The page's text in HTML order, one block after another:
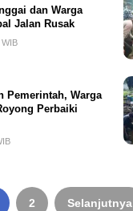
dan Warga
Jalan Rusak
Pemerintah, Warga
Perbaiki
2 Selanjutnya